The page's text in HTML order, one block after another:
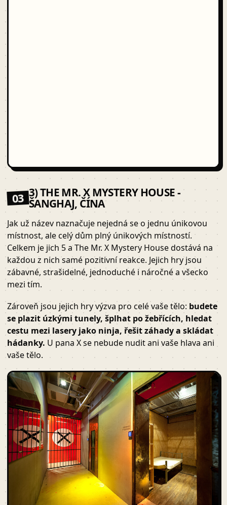
03 3) THE MR. X MYSTERY HOUSE -
ŠANGHAJ, ČÍNA
Jak už název naznačuje nejedná se o jednu únikovou
místnost, ale celý dům plný únikových místností.
Celkem je jich 5 a The Mr. X Mystery House dostává na
každou z nich samé pozitivní reakce. Jejich hry jsou
zábavné, strašidelné, jednoduché i náročné a všecko
mezi tím.
Zároveň jsou jejich hry výzva pro celé vaše tělo: budete
se plazit úzkými tunely, šplhat po žebřících, hledat
cestu mezi lasery jako ninja, řešit záhady a skládat
hádanky. U pana X se nebude nudit ani vaše hlava ani
vaše tělo.